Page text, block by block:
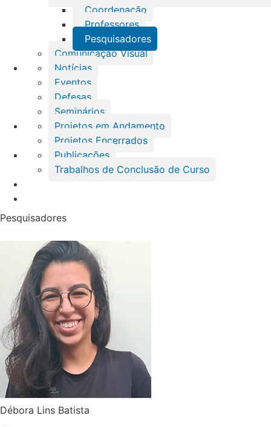
Coordenação
Professores
Pesquisadores
Comunicação Visual
Notícias
Eventos
Defesas
Seminários
Projetos em Andamento
Projetos Encerrados
Publicações
Trabalhos de Conclusão de Curso
Pesquisadores
Débora Lins Batista